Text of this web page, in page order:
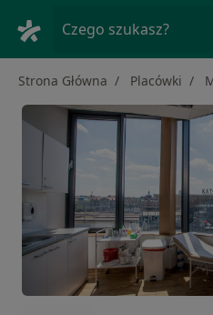
Czego szukasz?
Strona Główna Placówki